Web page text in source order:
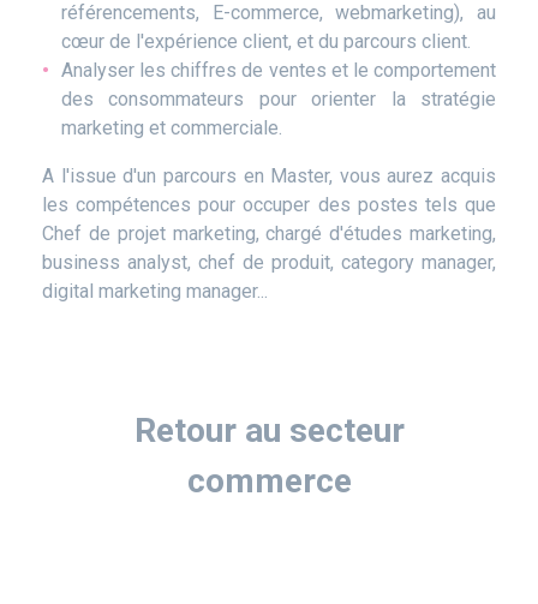
référencements, E-commerce, webmarketing), au
cœur de l'expérience client, et du parcours client.
Analyser les chiffres de ventes et le comportement
des consommateurs pour orienter la stratégie
marketing et commerciale.
A l'issue d'un parcours en Master, vous aurez acquis
les compétences pour occuper des postes tels que
Chef de projet marketing, chargé d'études marketing,
business analyst, chef de produit, category manager,
digital marketing manager...
Retour au secteur
commerce